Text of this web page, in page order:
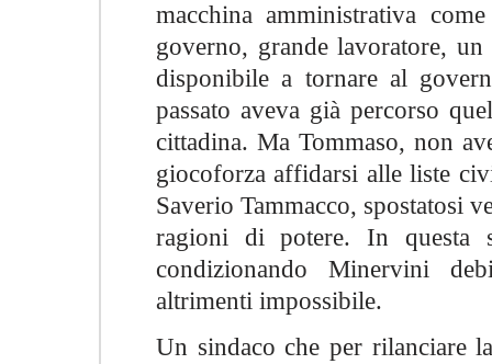
macchina amministrativa
governo, grande lavoratore,
disponibile a tornare al
passato aveva già percorso
cittadina. Ma Tommaso, non
giocoforza affidarsi alle liste
Saverio Tammacco, spostatosi
ragioni di potere. In questa
condizionando Minervini
altrimenti impossibile.
Un sindaco che per rilanciare